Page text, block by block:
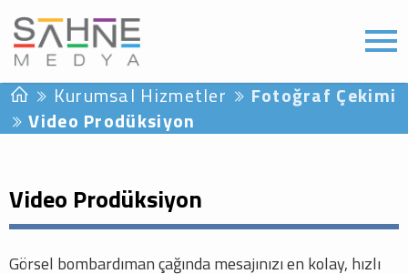
Kurumsal Hizmetler
Fotoğraf Çekimi
Video Prodüksiyon
Video Prodüksiyon
Görsel bombardıman çağında mesajınızı en kolay, hızlı